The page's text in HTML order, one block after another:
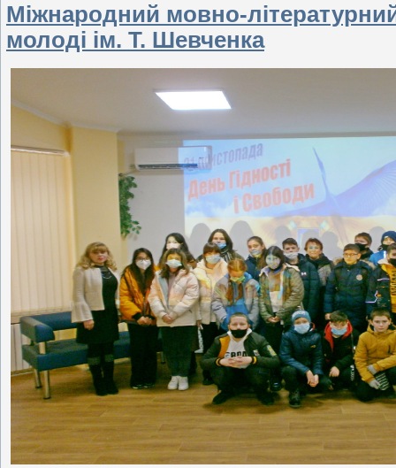
Міжнародний мовно-літературний
молоді ім. Т. Шевченка